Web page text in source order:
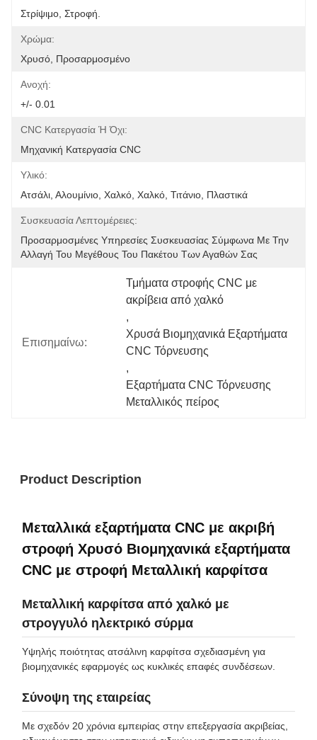
Στρίψιμο, Στροφή.
Χρώμα:
Χρυσό, Προσαρμοσμένο
Ανοχή:
+/- 0.01
CNC Κατεργασία Ή Όχι:
Μηχανική Κατεργασία CNC
Υλικό:
Ατσάλι, Αλουμίνιο, Χαλκό, Χαλκό, Τιτάνιο, Πλαστικά
Συσκευασία Λεπτομέρειες:
Προσαρμοσμένες Υπηρεσίες Συσκευασίας Σύμφωνα Με Την
Αλλαγή Του Μεγέθους Του Πακέτου Των Αγαθών Σας
Επισημαίνω:
Τμήματα στροφής CNC με
ακρίβεια από χαλκό
,
Χρυσά Βιομηχανικά Εξαρτήματα
CNC Τόρνευσης
,
Εξαρτήματα CNC Τόρνευσης
Μεταλλικός πείρος
Product Description
Μεταλλικά εξαρτήματα CNC με ακριβή
στροφή Χρυσό Βιομηχανικά εξαρτήματα
CNC με στροφή Μεταλλική καρφίτσα
Μεταλλική καρφίτσα από χαλκό με
στρογγυλό ηλεκτρικό σύρμα
Υψηλής ποιότητας ατσάλινη καρφίτσα σχεδιασμένη για
βιομηχανικές εφαρμογές ως κυκλικές επαφές συνδέσεων.
Σύνοψη της εταιρείας
Με σχεδόν 20 χρόνια εμπειρίας στην επεξεργασία ακριβείας,